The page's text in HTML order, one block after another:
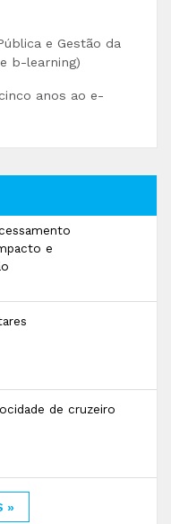
e Gestão da
b-learning)
anos ao e-
e
de cruzeiro
»